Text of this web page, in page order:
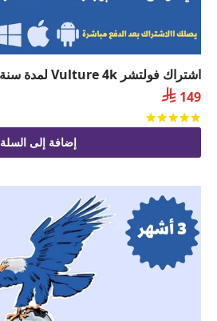
اشتراك فولتشر Vulture 4k لمدة سنة
 149
إضافة إلى السلة